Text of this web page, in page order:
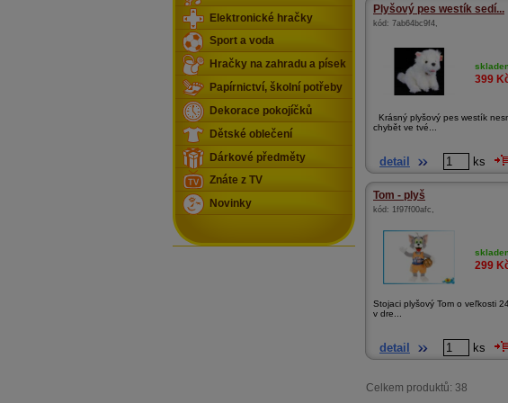
Plyšový pes westík sedí...
kód: 7ab64bc9f4,
399
Krásný plyšový pes westík
chybět ve tvé...
detail ks
Tom - plyš
kód: 1f97f00afc ,
299
Stojaci plyšový Tom o veľkosti
v dre...
detail ks
Celkem produktů: 38
Elektronické hračky
Sport a voda
Hračky na zahradu a písek
Papírnictví, školní potřeby
Dekorace pokojíčků
Dětské oblečení
Dárkové předměty
Znáte z TV
Novinky